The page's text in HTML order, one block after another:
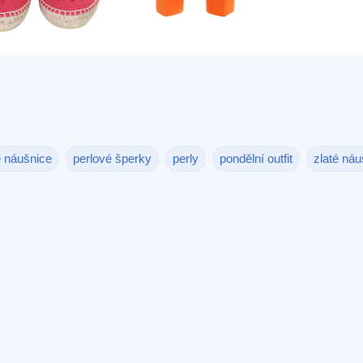
náušnice perlové šperky perly pondělní outfit zlaté